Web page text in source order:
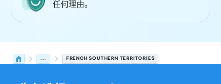
任何理由。
... FRENCH SOUTHERN TERRITORIES